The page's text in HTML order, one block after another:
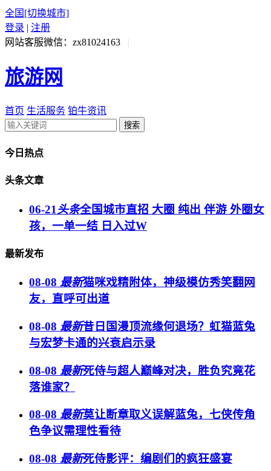
全国 [切换城市]
登录 | 注册
网站客服微信：zx81024163
|
旅游网
首页 生活服务 铂牛资讯
搜索
今日热点
头条文章
06-21 头条全国城市直招 大圈 纯出 伴游 外圈女
孩，一单一结 日入过W
最新发布
08-08 最新猫咪戏精附体，神级模仿秀笑翻网
友，直呼可出道
08-08 最新昔日国漫顶流缘何退场？虹猫蓝兔
与宏梦卡通的兴衰启示录
08-08 最新死侍与超人巅峰对决，胜负究竟花
落谁家？
08-08 最新莫让断章取义误解蓝兔，七侠传角
色争议需理性看待
08-08 最新死侍影评：编剧们的疯狂盛宴